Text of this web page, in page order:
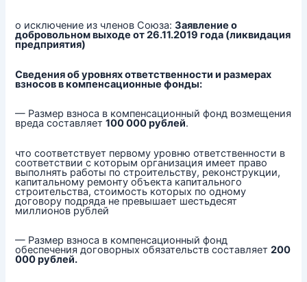
о исключение из членов Союза:Заявление о
добровольном выходе от 26.11.2019 года (ликвидация
предприятия)
Сведения об уровнях ответственности и размерах
взносов в компенсационные фонды:
— Размер взноса в компенсационный фонд возмещения
вреда составляет100 000 рублей.
что соответствует первому уровню ответственности в
соответствии с которым организация имеет право
выполнять работы по строительству, реконструкции,
капитальному ремонту объекта капитального
строительства, стоимость которых по одному
договору подряда не превышает шестьдесят
миллионов рублей
— Размер взноса в компенсационный фонд
обеспечения договорных обязательств составляет200
000 рублей.